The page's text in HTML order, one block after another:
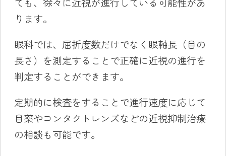
ります。
眼科では、屈折度数だけでなく眼軸長（目の
長さ）を測定することで正確に近視の進行を
判定することができます。
定期的に検査をすることで進行速度に応じて
目薬やコンタクトレンズなどの近視抑制治療
の相談も可能です。